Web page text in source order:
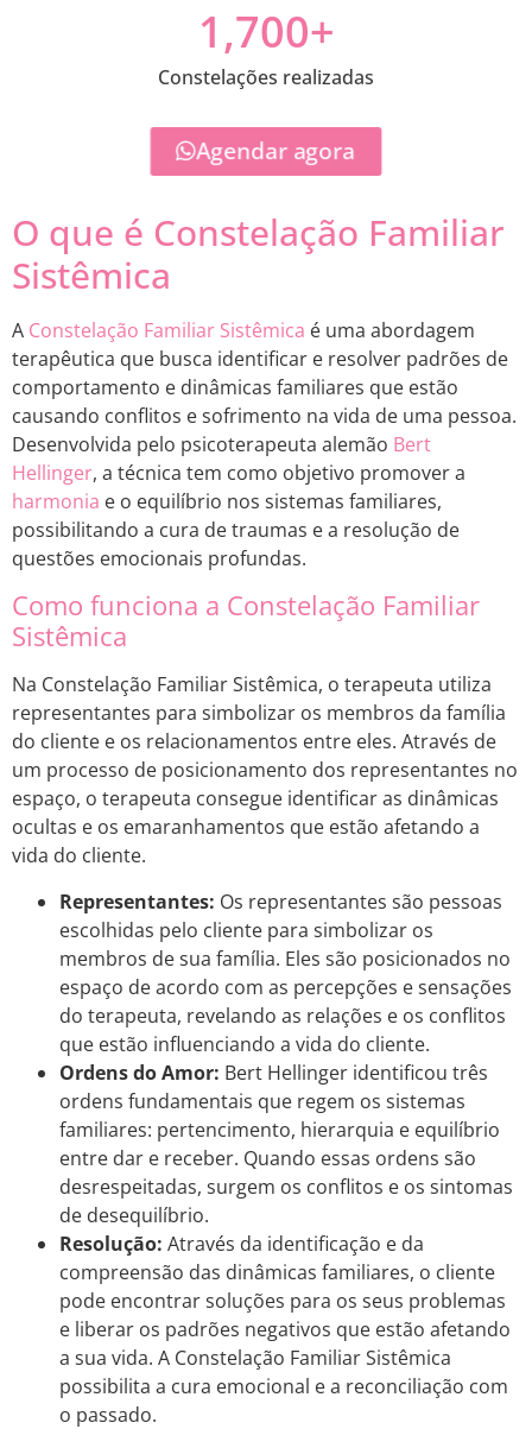
Constelações realizadas
1,700+
Agendar agora
O que é Constelação Familiar
Sistêmica
A Constelação Familiar Sistêmica é uma abordagem
terapêutica que busca identificar e resolver padrões de
comportamento e dinâmicas familiares que estão
causando conflitos e sofrimento na vida de uma pessoa.
Desenvolvida pelo psicoterapeuta alemão Bert
Hellinger, a técnica tem como objetivo promover a
harmonia e o equilíbrio nos sistemas familiares,
possibilitando a cura de traumas e a resolução de
questões emocionais profundas.
Como funciona a Constelação Familiar
Sistêmica
Na Constelação Familiar Sistêmica, o terapeuta utiliza
representantes para simbolizar os membros da família
do cliente e os relacionamentos entre eles. Através de
um processo de posicionamento dos representantes no
espaço, o terapeuta consegue identificar as dinâmicas
ocultas e os emaranhamentos que estão afetando a
vida do cliente.
Representantes: Os representantes são pessoas
escolhidas pelo cliente para simbolizar os
membros de sua família. Eles são posicionados no
espaço de acordo com as percepções e sensações
do terapeuta, revelando as relações e os conflitos
que estão influenciando a vida do cliente.
Ordens do Amor: Bert Hellinger identificou três
ordens fundamentais que regem os sistemas
familiares: pertencimento, hierarquia e equilíbrio
entre dar e receber. Quando essas ordens são
desrespeitadas, surgem os conflitos e os sintomas
de desequilíbrio.
Resolução: Através da identificação e da
compreensão das dinâmicas familiares, o cliente
pode encontrar soluções para os seus problemas
e liberar os padrões negativos que estão afetando
a sua vida. A Constelação Familiar Sistêmica
possibilita a cura emocional e a reconciliação com
o passado.